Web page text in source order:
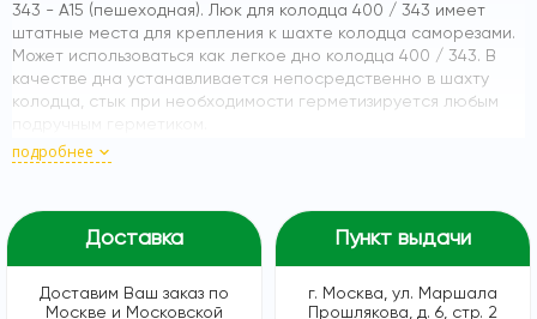
343 - А15 (пешеходная). Люк для колодца 400 / 343 имеет
штатные места для крепления к шахте колодца саморезами.
Может использоваться как легкое дно колодца 400 / 343. В
качестве дна устанавливается непосредственно в шахту
колодца, стык при необходимости герметизируется любым
подробнее
Доставка
Доставим Ваш заказ по
Москве и Московской
Пункт выдачи
г. Москва, ул. Маршала
Прошлякова, д. 6, стр. 2